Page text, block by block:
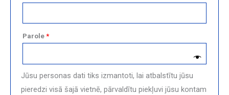
Parole *
Jūsu personas dati tiks izmantoti, lai atbalstītu jūsu
pieredzi visā šajā vietnē, pārvaldītu piekļuvi jūsu kontam